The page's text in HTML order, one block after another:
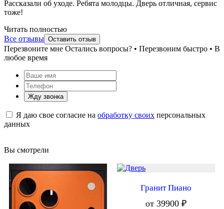
Рассказали об уходе. Ребята молодцы. Дверь отличная, сервис
тоже!
Читать полностью
Все отзывы Оставить отзыв
Перезвоните мне Остались вопросы? • Перезвоним быстро • В
любое время
Жду звонка
Я даю свое согласие на обработку своих персональных
данных
Вы смотрели
Гранит Пиано
от 39900 ₽